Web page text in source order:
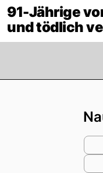
91-Jährige
und tödlich